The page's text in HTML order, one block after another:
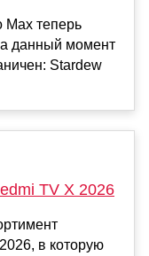
теперь
данный момент
Stardew
TV X 2026
в которую